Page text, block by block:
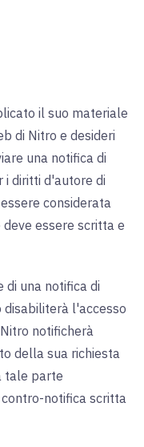
il suo materiale
di Nitro e desideri
una notifica di
i diritti d'autore di
considerata
essere scritta e
di una notifica di
disabiliterà l'accesso
notificherà
della sua richiesta
tale parte
notifica scritta